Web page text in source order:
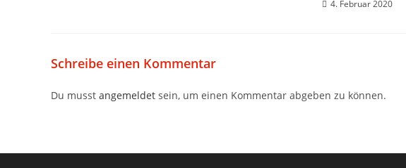
4. Februar 2020
Schreibe einen Kommentar
Du musst angemeldet sein, um einen Kommentar abgeben zu können.